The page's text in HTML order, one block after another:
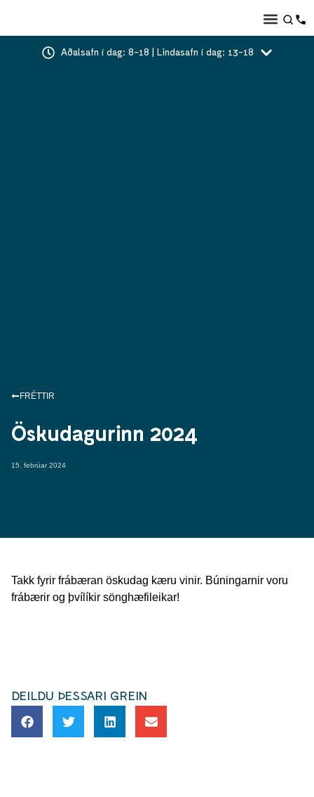
Aðalsafn í dag: 8-18 | Lindasafn í dag: 13-18
FRÉTTIR
Öskudagurinn 2024
15. febrúar 2024
Takk fyrir frábæran öskudag kæru vinir. Búningarnir voru
frábærir og þvílíkir sönghæfileikar!
DEILDU ÞESSARI GREIN